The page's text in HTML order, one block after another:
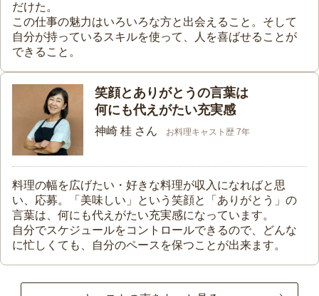
だけた。
この仕事の魅力はいろいろな方と出会えること。そして
自分が持っているスキルを使って、人を喜ばせることが
できること。
笑顔とありがとうの言葉は
何にも代えがたい充実感
神崎 桂 さん お料理キャスト歴 7年
料理の幅を広げたい・好きな料理が収入になればと思
い、応募。「美味しい」という笑顔と「ありがとう」の
言葉は、何にも代えがたい充実感になっています。
自分でスケジュールをコントロールできるので、どんな
に忙しくても、自分のペースを保つことが出来ます。